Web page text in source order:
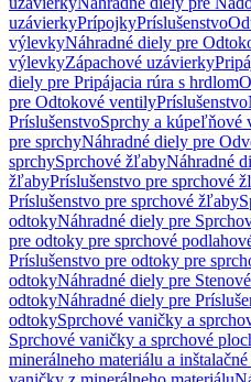
uzávierkyPrípojkyPríslušenstvo
výlevkyNáhradné diely pre
výlevkyZápachové uzávierky
diely pre Pripájacia rúra s hrdlom
pre Odtokové ventilyPríslušenstvo
PríslušenstvoSprchy a kúpeľňové
pre sprchyNáhradné diely pre
sprchySprchové žľabyNáhradné
žľabyPríslušenstvo pre sprchové
Príslušenstvo pre sprchové žľaby
odtokyNáhradné diely pre
pre odtoky pre sprchové
Príslušenstvo pre odtoky pre
odtokyNáhradné diely pre
odtokyNáhradné diely pre
odtokySprchové vaničky a
Sprchové vaničky a sprchové
minerálneho materiálu a